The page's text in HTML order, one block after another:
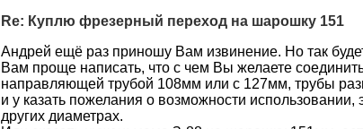
Re: Куплю фрезерный переход на шарошку 151
Андрей ещё раз приношу Вам извинение. Но так
Вам проще написать, что с чем Вы желаете
направляющей трубой 108мм или с 127мм, трубы
и у казать пожелания о возможности
других диаметрах.